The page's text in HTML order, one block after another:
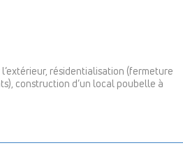
résidentialisation (fermeture
construction d’un local poubelle à